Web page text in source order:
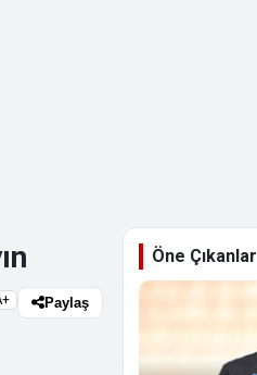
Paylaş
Öne Çıkanlar